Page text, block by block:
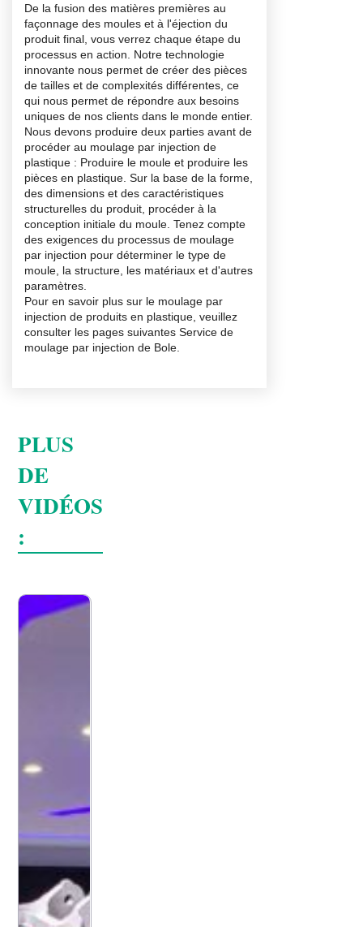
De la fusion des matières premières au
façonnage des moules et à l'éjection du
produit final, vous verrez chaque étape du
processus en action. Notre technologie
innovante nous permet de créer des pièces
de tailles et de complexités différentes, ce
qui nous permet de répondre aux besoins
uniques de nos clients dans le monde entier.
Nous devons produire deux parties avant de
procéder au moulage par injection de
plastique : Produire le moule et produire les
pièces en plastique. Sur la base de la forme,
des dimensions et des caractéristiques
structurelles du produit, procéder à la
conception initiale du moule. Tenez compte
des exigences du processus de moulage
par injection pour déterminer le type de
moule, la structure, les matériaux et d'autres
paramètres.
Pour en savoir plus sur le moulage par
injection de produits en plastique, veuillez
consulter les pages suivantes Service de
moulage par injection de Bole
PLUS
DE
VIDÉOS
: